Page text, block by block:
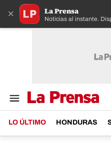
× La Prensa
Noticias al instante.
LO ÚLTIMO HONDURAS